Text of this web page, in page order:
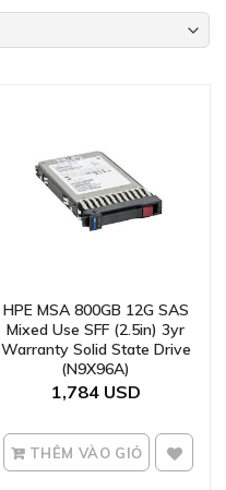
HPE MSA 800GB 12G SAS
Mixed Use SFF (2.5in) 3yr
Warranty Solid State Drive
(N9X96A)
1,784
THÊM VÀO GIỎ